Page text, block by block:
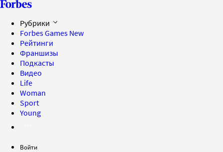
Рубрики
Forbes Games New
Рейтинги
Франшизы
Подкасты
Видео
Life
Woman
Sport
Young
Войти